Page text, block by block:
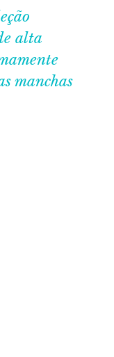
alta
manchas